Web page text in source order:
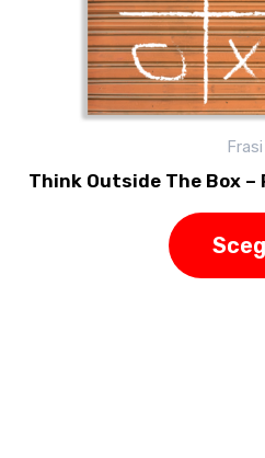
Frasi
Think Outside The Box